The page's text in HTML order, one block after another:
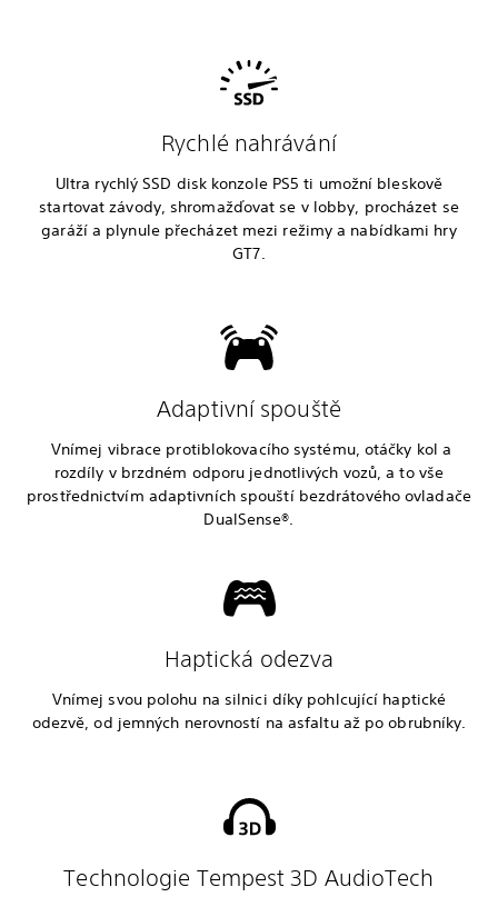
Rychlé nahrávání
Ultra rychlý SSD disk konzole PS5 ti umožní bleskově
startovat závody, shromažďovat se v lobby, procházet se
garáží a plynule přecházet mezi režimy a nabídkami hry
GT7.
Adaptivní spouště
Vnímej vibrace protiblokovacího systému, otáčky kol a
rozdíly v brzdném odporu jednotlivých vozů, a to vše
prostřednictvím adaptivních spouští bezdrátového ovladače
DualSense®.
Haptická odezva
Vnímej svou polohu na silnici díky pohlcující haptické
odezvě, od jemných nerovností na asfaltu až po obrubníky.
Technologie Tempest 3D AudioTech